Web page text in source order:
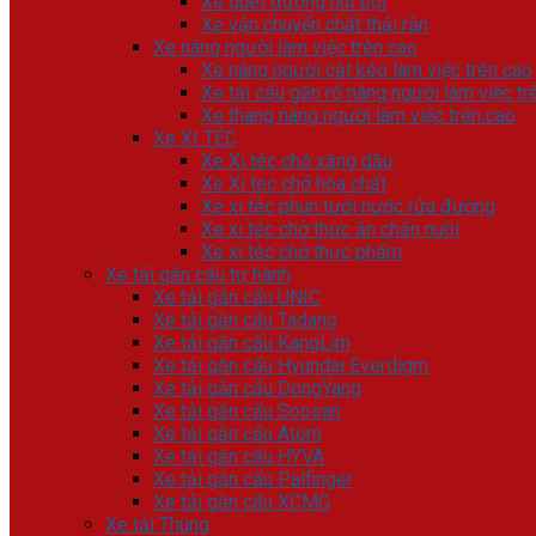
Xe vận chuyển chất thải rắn
Xe nâng người làm việc trên cao
Xe nâng người cắt kéo làm việc trên cao
Xe tải cẩu gắn rổ nâng người làm việc
Xe thang nâng người làm việc trên cao
Xe XI TÉC
Xe Xi téc chở xăng dầu
Xe Xi tec chở hóa chất
Xe xi téc phun tưới nước rửa đường
Xe xi téc chở thức ăn chăn nuôi
Xe xi téc chở thực phẩm
Xe tải gắn cẩu tự hành
Xe tải gắn cẩu UNIC
Xe tải gắn cẩu Tadano
Xe tải gắn cẩu KangLim
Xe tải gắn cẩu Hyundai Everdigm
Xe tải gắn cẩu DongYang
Xe tải gắn cẩu Soosan
Xe tải gắn cẩu Atom
Xe tải gắn cẩu HYVA
Xe tải gắn cẩu Palfinger
Xe tải gắn cẩu XCMG
Xe tải Thùng